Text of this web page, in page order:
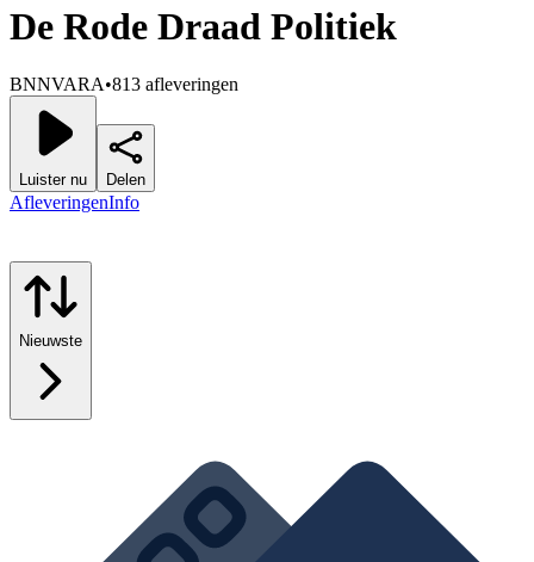
De Rode Draad Politiek
BNNVARA•813 afleveringen
Luister nu Delen
AfleveringenInfo
Nieuwste